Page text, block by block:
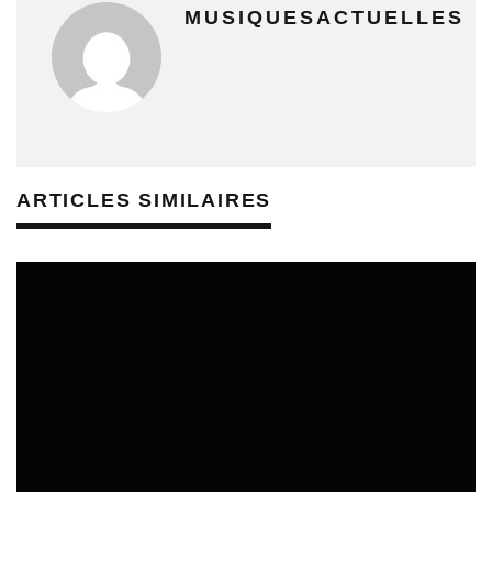
MUSIQUESACTUELLES
ARTICLES SIMILAIRES